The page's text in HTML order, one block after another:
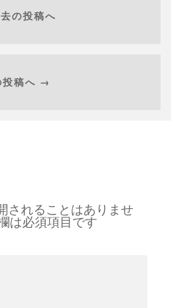
の投稿へ
投稿へ →
されることはありませ
は必須項目です